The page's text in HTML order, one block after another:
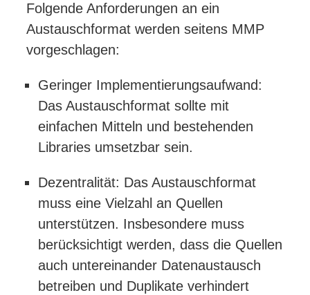
Folgende Anforderungen an ein
Austauschformat werden seitens MMP
vorgeschlagen:
Geringer Implementierungsaufwand:
Das Austauschformat sollte mit
einfachen Mitteln und bestehenden
Libraries umsetzbar sein.
Dezentralität: Das Austauschformat
muss eine Vielzahl an Quellen
unterstützen. Insbesondere muss
berücksichtigt werden, dass die Quellen
auch untereinander Datenaustausch
betreiben und Duplikate verhindert